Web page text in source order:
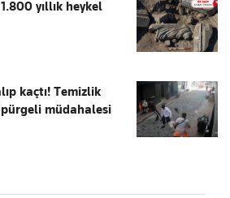
yıllık heykel
kaçtı! Temizlik
müdahalesi